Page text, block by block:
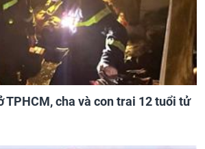
TPHCM, cha và con trai 12 tuổi tử